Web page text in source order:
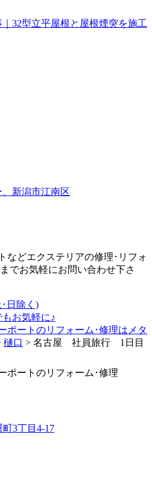
32型立平屋根と屋根煙突を施工
新潟市江南区
などエクステリアの修理･リフォ
でお気軽にお問い合わせ下さ
･日除く)
お気軽に♪
ポートのリフォーム･修理はメタ
樋口 > 名古屋 社員旅行 1日目
ポートのリフォーム･修理
町3丁目4-17